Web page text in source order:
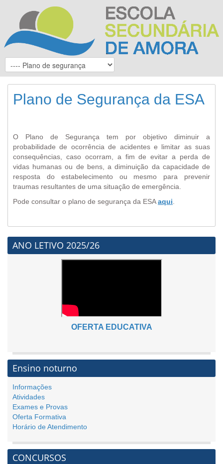
Plano de Segurança da ESA
O Plano de Segurança tem por objetivo diminuir a
probabilidade de ocorrência de acidentes e limitar as suas
consequências, caso ocorram, a fim de evitar a perda de
vidas humanas ou de bens, a diminuição da capacidade de
resposta do estabelecimento ou mesmo para prevenir
traumas resultantes de uma situação de emergência.
Pode consultar o plano de segurança da ESAaqui
ANO LETIVO 2025/26
OFERTA EDUCATIVA
Ensino noturno
Informações
Atividades
Exames e Provas
Oferta Formativa
Horário de Atendimento
CONCURSOS